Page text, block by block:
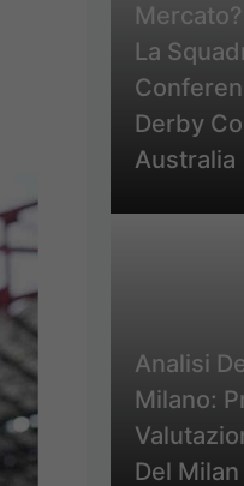
La
Derby
Australia
Analisi
Milano:
Del Milan